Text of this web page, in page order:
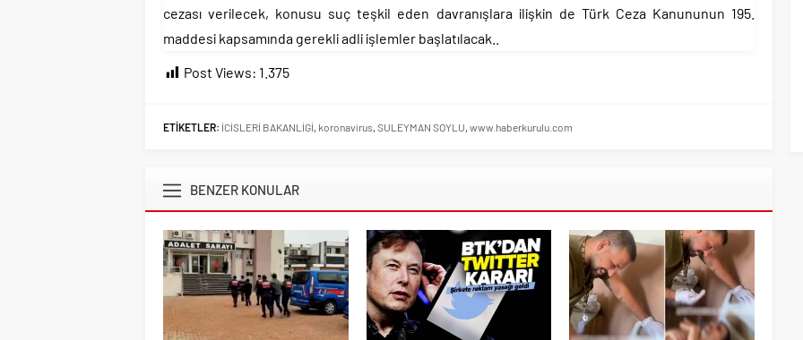
cezası verilecek, konusu suç teşkil eden davranışlara ilişkin de Türk Ceza Kanununun 195.
maddesi kapsamında gerekli adli işlemler başlatılacak..
Post Views: 1.375
ETİKETLER: İCİSLERİ BAKANLİGİ, koronavirus, SULEYMAN SOYLU, www.haberkurulu.com
BENZER KONULAR